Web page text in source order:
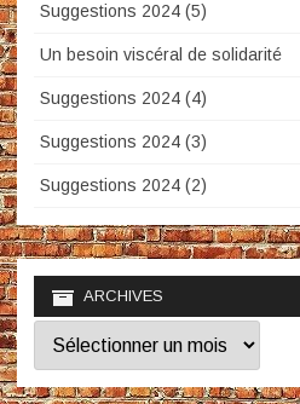
Suggestions 2024 (5)
Un besoin viscéral de solidarité
Suggestions 2024 (4)
Suggestions 2024 (3)
Suggestions 2024 (2)
ARCHIVES
Archives